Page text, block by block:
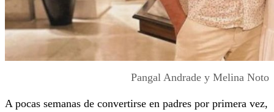
Pangal Andrade y Melina Noto
A pocas semanas de convertirse en padres por primera vez,